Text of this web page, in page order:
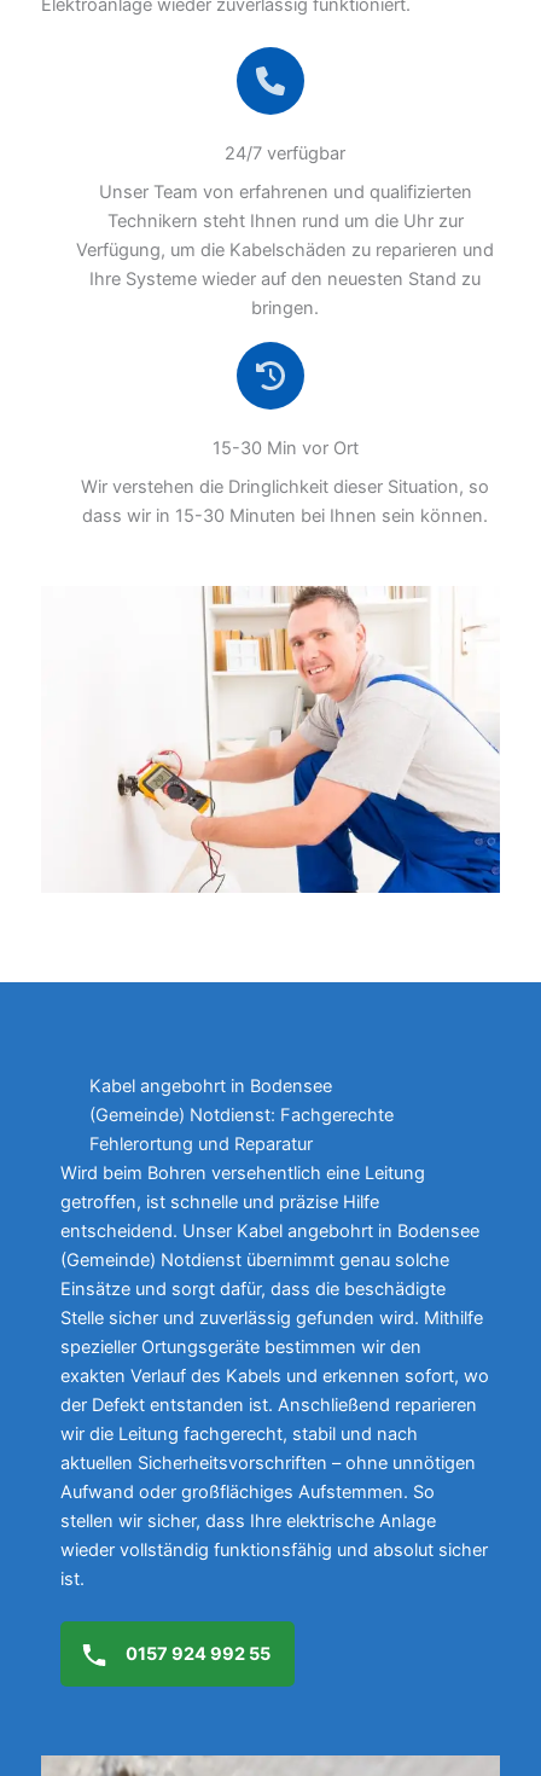
Elektroanlage wieder zuverlässig funktioniert.
24/7 verfügbar
Unser Team von erfahrenen und qualifizierten
Technikern steht Ihnen rund um die Uhr zur
Verfügung, um die Kabelschäden zu reparieren und
Ihre Systeme wieder auf den neuesten Stand zu
bringen.
15-30 Min vor Ort
Wir verstehen die Dringlichkeit dieser Situation, so
dass wir in 15-30 Minuten bei Ihnen sein können.
Kabel angebohrt in Bodensee
(Gemeinde) Notdienst: Fachgerechte
Fehlerortung und Reparatur
Wird beim Bohren versehentlich eine Leitung
getroffen, ist schnelle und präzise Hilfe
entscheidend. Unser Kabel angebohrt in Bodensee
(Gemeinde) Notdienst übernimmt genau solche
Einsätze und sorgt dafür, dass die beschädigte
Stelle sicher und zuverlässig gefunden wird. Mithilfe
spezieller Ortungsgeräte bestimmen wir den
exakten Verlauf des Kabels und erkennen sofort, wo
der Defekt entstanden ist. Anschließend reparieren
wir die Leitung fachgerecht, stabil und nach
aktuellen Sicherheitsvorschriften – ohne unnötigen
Aufwand oder großflächiges Aufstemmen. So
stellen wir sicher, dass Ihre elektrische Anlage
wieder vollständig funktionsfähig und absolut sicher
ist.
0157 924 992 55